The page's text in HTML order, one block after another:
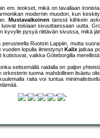
em. teokset, mikä on tavallaan
modernin muodon, kun
Mustavalkoinen tanssii kiihkein
toisiaan sivuuttaessaan uutta.
kyvylle pysyä riittävän sivussa, mikä
perusteella Ruotsin Lappiin, mutta
vuoden lopulla ilmestynyt Kalix jatkaa
kutistuvat, vaikka Göteborgilla
seitsemällä raidalla on paljon
tuoma mahdollinen lisäetu
raita voi tuntua